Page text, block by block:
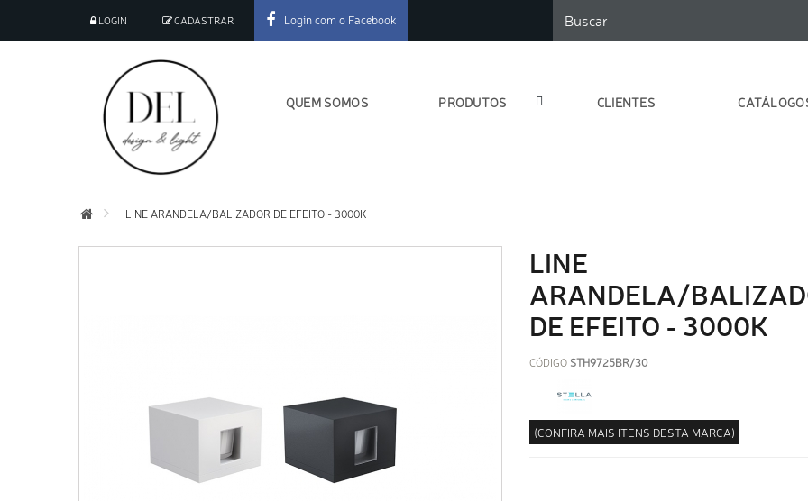
LOGIN CADASTRAR Login com o Facebook
QUEM SOMOS PRODUTOS CLIENTES
LINE ARANDELA/BALIZADOR DE EFEITO - 3000K
LINE
ARANDELA/
DE EFEITO - 3000K
CÓDIGO STH9725BR/30
(CONFIRA MAIS ITENS DESTA MARCA)